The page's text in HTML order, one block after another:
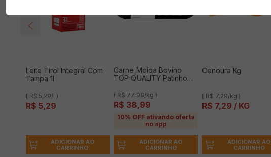
Leite Tirol Integral Com
Tampa 1l
( R$ 5,29/l )
R$ 5,29
ADICIONAR AO
CARRINHO
Carne Moída Bovino
TOP QUALITY Patinho
( R$ 77,98/kg )
R$ 38,99
10% OFF ativando oferta
no app
ADICIONAR AO
CARRINHO
Cenoura Kg
( R$ 7,29/kg )
R$ 7,29 / KG
ADICIONAR AO
CARRINHO